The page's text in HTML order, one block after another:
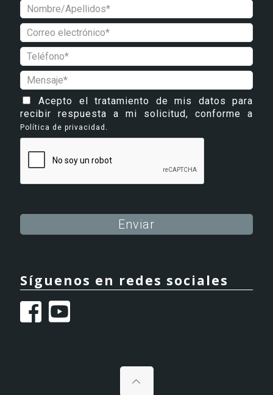
Acepto el tratamiento de mis datos para
recibir respuesta a mi solicitud, conforme a
Política de privacidad .
Síguenos en redes sociales